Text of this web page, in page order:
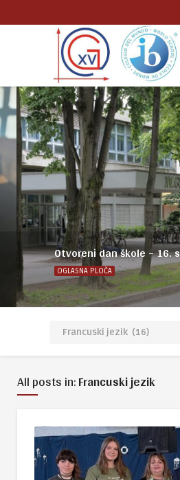
Otvoreni dan škole – 16.
OGLASNA PLOČA
All posts in:Francuski jezik